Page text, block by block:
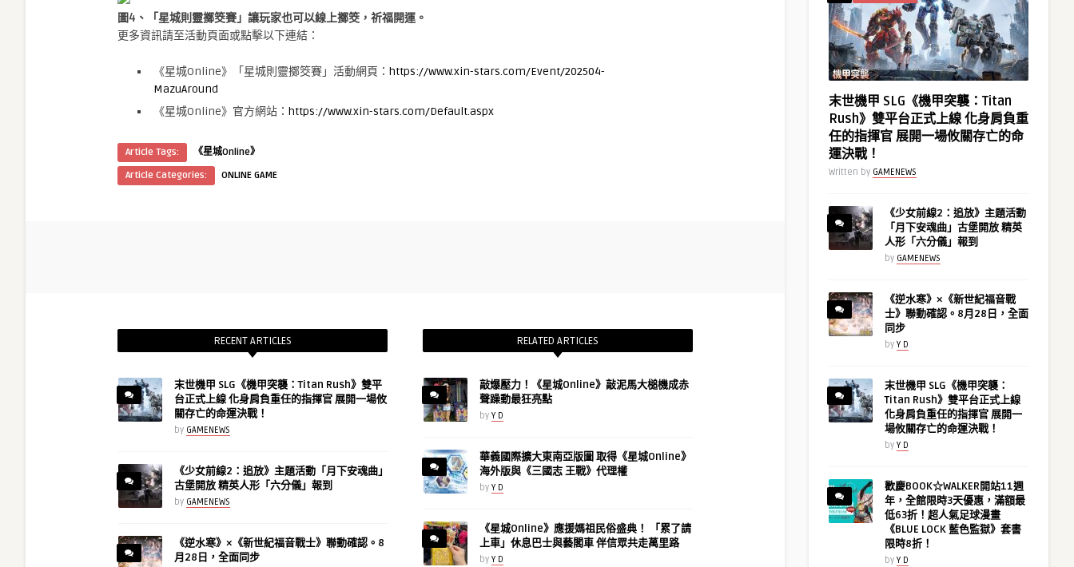
圖4、「星城則靈擲筊賽」讓玩家也可以線上擲筊，祈福開運。
更多資訊請至活動頁面或點擊以下連結：
《星城Online》「星城則靈擲筊賽」活動網頁： https://www.xin-stars.com/Event/202504-
MazuAround
《星城Online》官方網站： https://www.xin-stars.com/Default.aspx
Article Tags:
《星城Online》
Article Categories:
ONLINE GAME
RECENT ARTICLES
末世機甲 SLG《機甲突襲：Titan Rush》雙平
台正式上線 化身肩負重任的指揮官 展開一場攸
關存亡的命運決戰！
by GAMENEWS
《少女前線2：追放》主題活動「月下安魂曲」
古堡開放 精英人形「六分儀」報到
by GAMENEWS
《逆水寒》×《新世紀福音戰士》聯動確認。8
月28日，全面同步
RELATED ARTICLES
敲爆壓力！《星城Online》敲泥馬大槌機成赤
聲躁動最狂亮點
by Y D
華義國際擴大東南亞版圖 取得《星城Online》
海外版與《三國志 王戰》代理權
by Y D
《星城Online》應援媽祖民俗盛典！ 「累了請
上車」休息巴士與藝閣車 伴信眾共走萬里路
by Y D
末世機甲 SLG《機甲突襲：Titan
Rush》雙平台正式上線 化身肩負重
任的指揮官 展開一場攸關存亡的命
運決戰！
Written by GAMENEWS
《少女前線2：追放》主題活動
「月下安魂曲」古堡開放 精英
人形「六分儀」報到
by GAMENEWS
《逆水寒》×《新世紀福音戰
士》聯動確認。8月28日，全面
同步
by Y D
末世機甲 SLG《機甲突襲：
Titan Rush》雙平台正式上線
化身肩負重任的指揮官 展開一
場攸關存亡的命運決戰！
by Y D
歡慶BOOK☆WALKER開站11週
年，全館限時3天優惠，滿額最
低63折！超人氣足球漫畫
《BLUE LOCK 藍色監獄》套書
限時8折！
by Y D